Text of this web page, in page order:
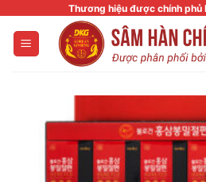
content
Thương hiệu được chính phủ